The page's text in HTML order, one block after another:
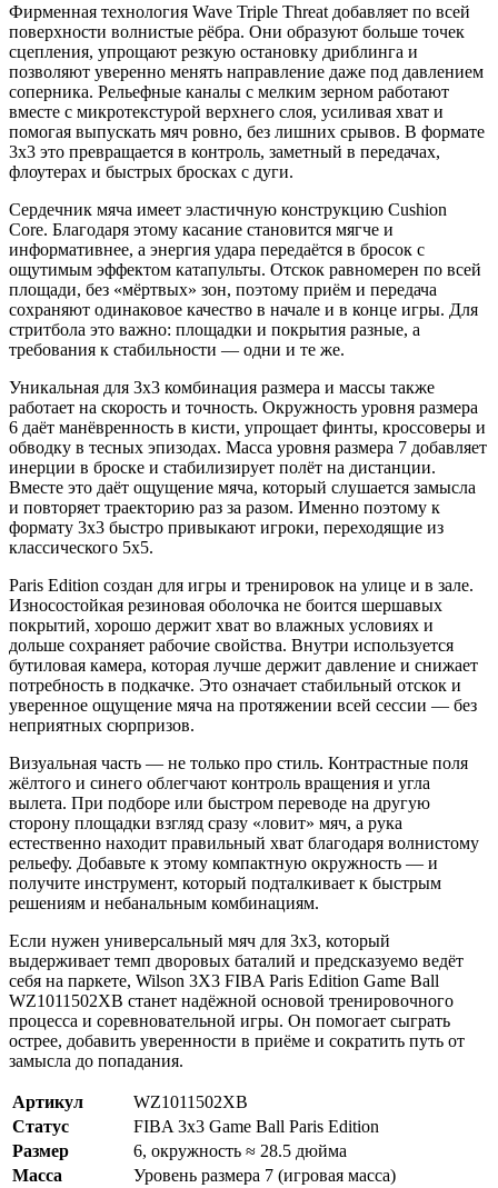
Фирменная технология Wave Triple Threat добавляет по всей
поверхности волнистые рёбра. Они образуют больше точек
сцепления, упрощают резкую остановку дриблинга и
позволяют уверенно менять направление даже под давлением
соперника. Рельефные каналы с мелким зерном работают
вместе с микротекстурой верхнего слоя, усиливая хват и
помогая выпускать мяч ровно, без лишних срывов. В формате
3x3 это превращается в контроль, заметный в передачах,
флоутерах и быстрых бросках с дуги.
Сердечник мяча имеет эластичную конструкцию Cushion
Core. Благодаря этому касание становится мягче и
информативнее, а энергия удара передаётся в бросок с
ощутимым эффектом катапульты. Отскок равномерен по всей
площади, без «мёртвых» зон, поэтому приём и передача
сохраняют одинаковое качество в начале и в конце игры. Для
стритбола это важно: площадки и покрытия разные, а
требования к стабильности — одни и те же.
Уникальная для 3x3 комбинация размера и массы также
работает на скорость и точность. Окружность уровня размера
6 даёт манёвренность в кисти, упрощает финты, кроссоверы и
обводку в тесных эпизодах. Масса уровня размера 7 добавляет
инерции в броске и стабилизирует полёт на дистанции.
Вместе это даёт ощущение мяча, который слушается замысла
и повторяет траекторию раз за разом. Именно поэтому к
формату 3x3 быстро привыкают игроки, переходящие из
классического 5x5.
Paris Edition создан для игры и тренировок на улице и в зале.
Износостойкая резиновая оболочка не боится шершавых
покрытий, хорошо держит хват во влажных условиях и
дольше сохраняет рабочие свойства. Внутри используется
бутиловая камера, которая лучше держит давление и снижает
потребность в подкачке. Это означает стабильный отскок и
уверенное ощущение мяча на протяжении всей сессии — без
неприятных сюрпризов.
Визуальная часть — не только про стиль. Контрастные поля
жёлтого и синего облегчают контроль вращения и угла
вылета. При подборе или быстром переводе на другую
сторону площадки взгляд сразу «ловит» мяч, а рука
естественно находит правильный хват благодаря волнистому
рельефу. Добавьте к этому компактную окружность — и
получите инструмент, который подталкивает к быстрым
решениям и небанальным комбинациям.
Если нужен универсальный мяч для 3x3, который
выдерживает темп дворовых баталий и предсказуемо ведёт
себя на паркете, Wilson 3X3 FIBA Paris Edition Game Ball
WZ1011502XB станет надёжной основой тренировочного
процесса и соревновательной игры. Он помогает сыграть
острее, добавить уверенности в приёме и сократить путь от
замысла до попадания.
Артикул
WZ1011502XB
Статус
FIBA 3x3 Game Ball Paris Edition
Размер
6, окружность ≈ 28.5 дюйма
Масса
Уровень размера 7 (игровая масса)